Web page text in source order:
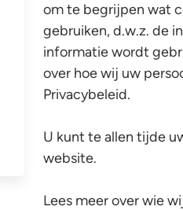
om te begrijpen wat
gebruiken, d.w.z. de
informatie wordt
over hoe wij uw
Privacybeleid.
U kunt te allen tijde
website.
Lees meer over wie